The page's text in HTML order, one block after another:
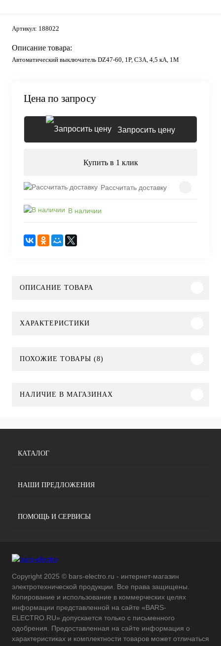
Артикул: 188022
Описание товара:
Автоматический выключатель DZ47-60, 1P, C3А, 4,5 кА, 1М
Цена по запросу
Запросить цену
Купить в 1 клик
Рассчитать доставку
В наличии
ОПИСАНИЕ ТОВАРА
ХАРАКТЕРИСТИКИ
ПОХОЖИЕ ТОВАРЫ (8)
НАЛИЧИЕ В МАГАЗИНАХ
КАТАЛОГ
НАШИ ПРЕДЛОЖЕНИЯ
ПОМОЩЬ И СЕРВИСЫ
Copyright 2025 © bars-electro.ru - интернет-магазин
электротехнической продукции. Все права защищены.
Копирование и использование в коммерческих целях
информации представленной на сайте «BARS-
ELECTRO.RU» допускается только с письменного
одобрения. Предоставленная на сайте информация о
характеристиках и комплектности товаров может отличаться